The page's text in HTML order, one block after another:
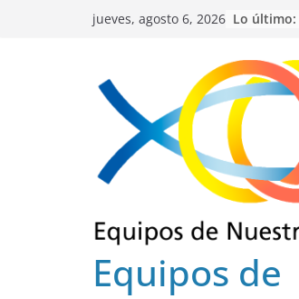
jueves, agosto 6, 2026 Lo último:
Equipos de